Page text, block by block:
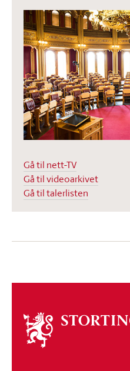
Gå til nett-TV
Gå til videoarkivet
Gå til talerlisten
Om
stortinget